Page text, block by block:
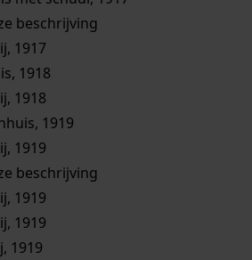
beschrijving
1917
1918
1918
1919
1919
beschrijving
1919
1919
1919